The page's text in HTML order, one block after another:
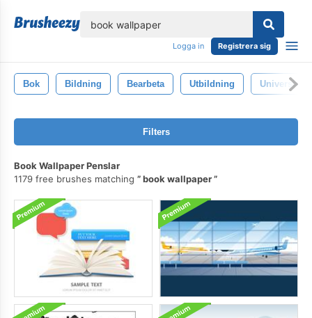
Logga in Registrera sig
Bok Bildning Bearbeta Utbildning Universitet
Filters
Book Wallpaper Penslar
1179 free brushes matching
book wallpaper